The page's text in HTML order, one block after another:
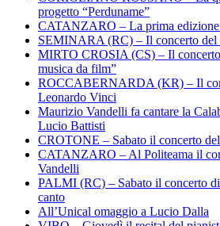
progetto “Perduname”
CATANZARO – La prima edizione
SEMINARA (RC) – Il concerto del
MIRTO CROSIA (CS) – Il
musica da film”
ROCCABERNARDA (KR) – Il
Leonardo Vinci
Maurizio Vandelli fa cantare la
Lucio Battisti
CROTONE – Sabato il concerto
CATANZARO – Al Politeama il
Vandelli
PALMI (RC) – Sabato il concerto
canto
All’Unical omaggio a Lucio Dalla